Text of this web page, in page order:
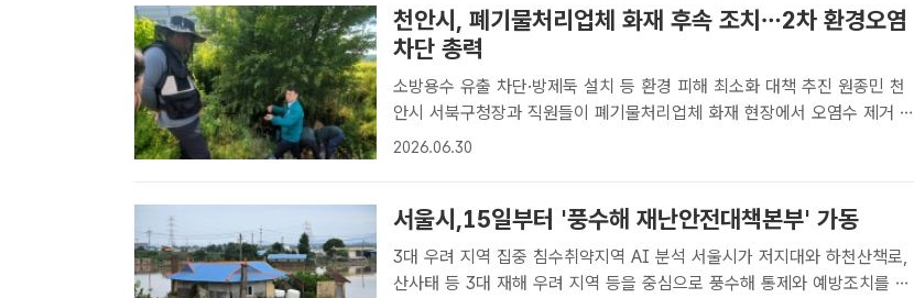
천안시, 폐기물처리업체 화재 후속 조치…2차 환경오염
차단 총력
소방용수 유출 차단·방제둑 설치 등 환경 피해 최소화 대책 추진 원종민 천
안시 서북구청장과 직원들이 폐기물처리업체 화재 현장에서 오염수 제거 작
업 상황을 점검하고 있다. /천안시[더팩트ㅣ천안=정효기 기자] 충남 천안시
2026.06.30
서울시,15일부터 '풍수해 재난안전대책본부' 가동
3대 우려 지역 집중 침수취약지역 AI 분석 서울시가 저지대와 하천산책로,
산사태 등 3대 재해 우려 지역 등을 중심으로 풍수해 통제와 예방조치를 진